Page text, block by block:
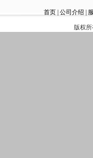
首页| 公司介绍
版权